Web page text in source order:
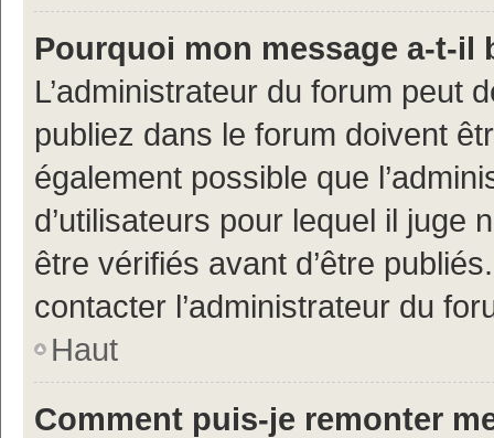
Pourquoi mon message a-t-il
L’administrateur du forum peut
publiez dans le forum doivent
également possible que
d’utilisateurs pour lequel il juge
être vérifiés avant d’être
contacter l’administrateur du
Haut
Comment puis-je remonter